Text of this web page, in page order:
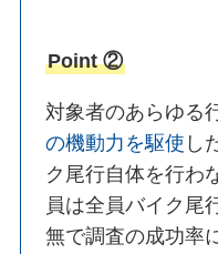
Point ②
対象者のあらゆる
の機動力を駆使 し
ク尾行自体を行わ
員は全員バイク尾
無で調査の成功率